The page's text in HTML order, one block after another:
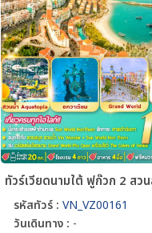
ทัวร์เวียดนามใต้ ฟูก๊วก 2 สว
รหัสทัวร์ : VN_VZ00161
วันเดินทาง : -